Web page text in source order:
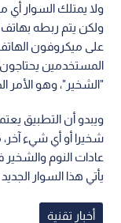
ولا يمتلك السوار أي
ولكن يتم ربطه
على ميكروفون
المستخدمين
"الشخير"، وهو
ويبدو أن التطبيق
شخيرا أو أي شيء آخر،
عادات النوم
يأتي هذا السوار الجديد بسعر 77
أخبار تقنية